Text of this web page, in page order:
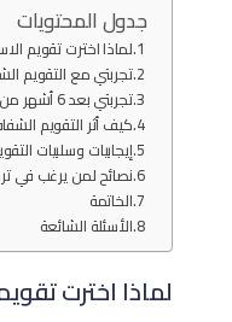
جدول المحتويات
لماذا اخترت تقويم
تجربتي مع التقويم
تجربتي بعد 6 أشهر من استخدام التقويم الشفاف
كيف أثر التقويم
إيجابيات وسلبيات
نصائح لمن يرغب في
الخاتمة
الأسئلة الشائعة
لماذا اخترت